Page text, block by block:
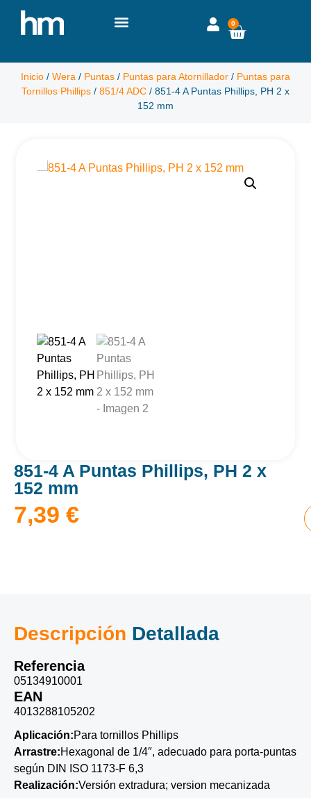
0
Inicio / Wera / Puntas / Puntas para Atornillador / Puntas para
Tornillos Phillips / 851/4 ADC / 851-4 A Puntas Phillips, PH 2 x
152 mm
851-4 A Puntas Phillips, PH 2 x
152 mm
7,39 €
Descripción Detallada
Referencia
05134910001
EAN
4013288105202
Aplicación:Para tornillos Phillips
Arrastre:Hexagonal de 1/4″, adecuado para porta-puntas
según DIN ISO 1173-F 6,3
Realización:Versión extradura; version mecanizada